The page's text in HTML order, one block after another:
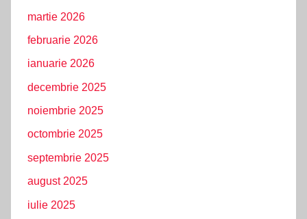
martie 2026
februarie 2026
ianuarie 2026
decembrie 2025
noiembrie 2025
octombrie 2025
septembrie 2025
august 2025
iulie 2025